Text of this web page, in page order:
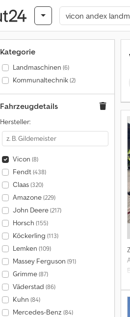
Kategorie
Landmaschinen (6)
Kommunaltechnik(2)
Fahrzeugdetails
Hersteller:
Vicon (8)
Fendt(438)
Claas(320)
Amazone(229)
John Deere(217)
Horsch (155)
Köckerling (113)
Lemken (109)
Massey Ferguson (91)
Grimme(87)
Väderstad (86)
Kuhn (84)
Mercedes-Benz (84)